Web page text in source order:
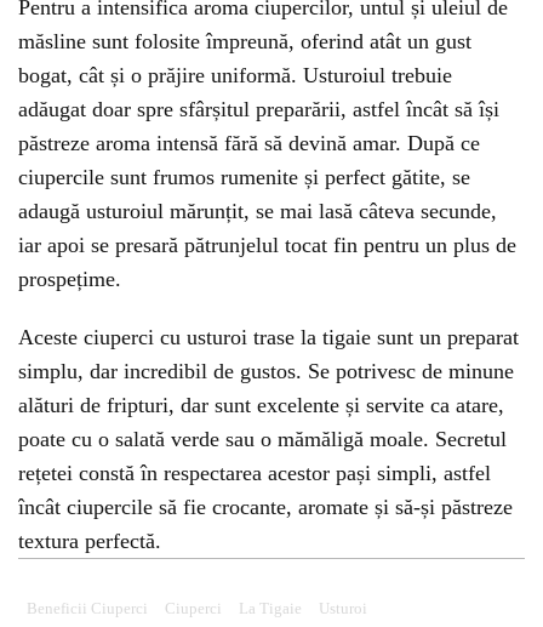
Pentru a intensifica aroma ciupercilor, untul și uleiul de
măsline sunt folosite împreună, oferind atât un gust
bogat, cât și o prăjire uniformă. Usturoiul trebuie
adăugat doar spre sfârșitul preparării, astfel încât să își
păstreze aroma intensă fără să devină amar. După ce
ciupercile sunt frumos rumenite și perfect gătite, se
adaugă usturoiul mărunțit, se mai lasă câteva secunde,
iar apoi se presară pătrunjelul tocat fin pentru un plus de
prospețime.
Aceste ciuperci cu usturoi trase la tigaie sunt un preparat
simplu, dar incredibil de gustos. Se potrivesc de minune
alături de fripturi, dar sunt excelente și servite ca atare,
poate cu o salată verde sau o mămăligă moale. Secretul
rețetei constă în respectarea acestor pași simpli, astfel
încât ciupercile să fie crocante, aromate și să-și păstreze
textura perfectă.
Beneficii Ciuperci Ciuperci La Tigaie Usturoi